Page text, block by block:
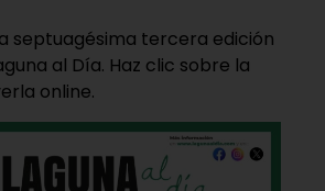
septuagésima tercera edición
al Día. Haz clic sobre la
online.